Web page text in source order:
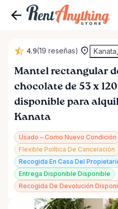
Usado – Como Nuevo Condición
Flexible Política De Cancelación
Recogida En Casa Del
Entrega Disponible Disponible
Recogida De Devolución
Mantel rectangular
chocolate de 53 x 120
disponible para
Kanata
4.9(19 reseñas)